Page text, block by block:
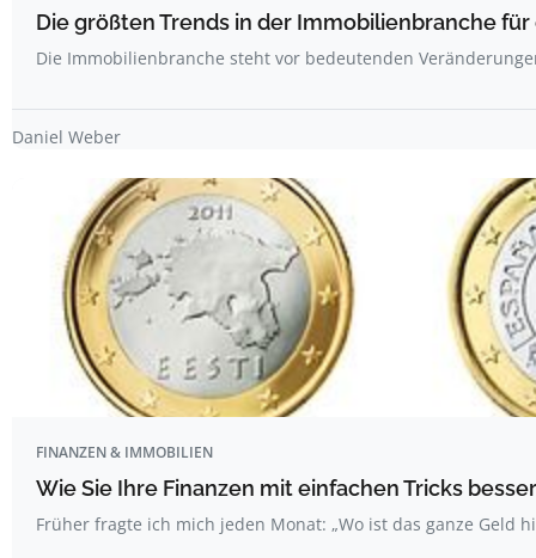
Die größten Trends in der Immobilienbranche
Die Immobilienbranche steht vor bedeutenden
Daniel Weber
FINANZEN & IMMOBILIEN
Wie Sie Ihre Finanzen mit einfachen Tricks
Früher fragte ich mich jeden Monat: „Wo ist das ganze Geld